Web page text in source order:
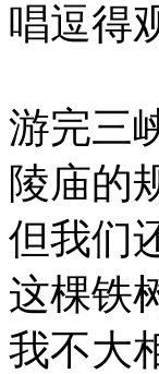
唱逗得
游完三
陵庙的
但我们
这棵铁
我不大